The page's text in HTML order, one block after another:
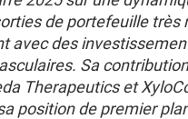
de portefeuille
avec des
Sa
Therapeutics et
position de premier